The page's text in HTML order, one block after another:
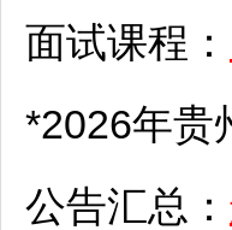
面试课程：
*2026年贵
公告汇总：